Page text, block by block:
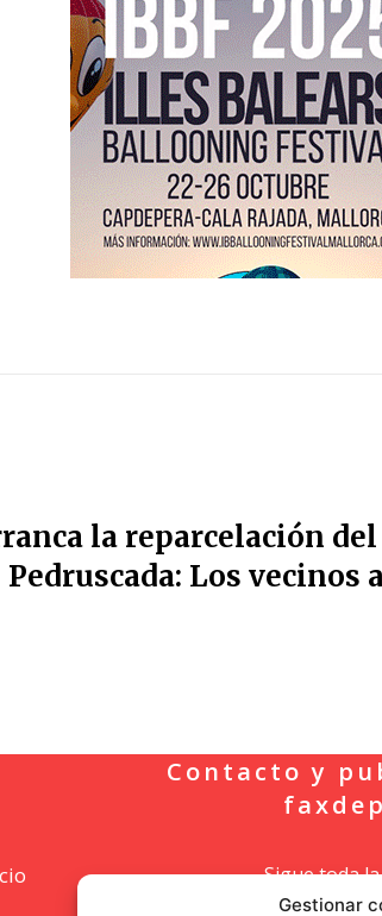
Gestionar
la reparcelación
Pedruscada: Los
Contacto y
Sigue toda
sociales.